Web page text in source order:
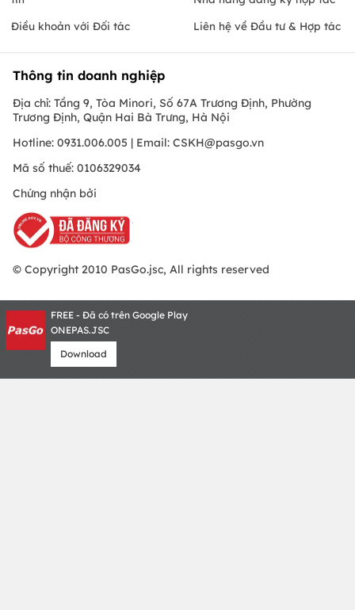
Điều khoản với Đối tác
Liên hệ về Đầu tư & Hợp tác
Thông tin doanh nghiệp
Địa chỉ: Tầng 9, Tòa Minori, Số 67A Trương Định, Phường
Trương Định, Quận Hai Bà Trưng, Hà Nội
Hotline: 0931.006.005 | Email: CSKH@pasgo.vn
Mã số thuế: 0106329034
Chứng nhận bởi
© Copyright 2010 PasGo.jsc, All rights reserved
FREE - Đã có trên Google Play
ONEPAS.JSC
Download